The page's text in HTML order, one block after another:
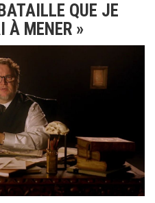
QUE JE
À MENER »